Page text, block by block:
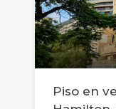
Piso en